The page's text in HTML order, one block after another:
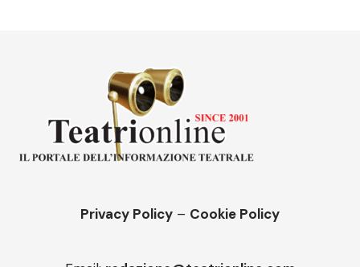
Privacy Policy – Cookie Policy